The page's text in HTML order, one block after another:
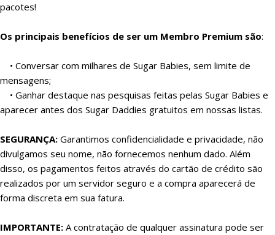
pacotes!
Os principais benefícios de ser um Membro Premium são:
• Conversar com milhares de Sugar Babies, sem limite de
mensagens;
• Ganhar destaque nas pesquisas feitas pelas Sugar Babies e
aparecer antes dos Sugar Daddies gratuitos em nossas listas.
SEGURANÇA: Garantimos confidencialidade e privacidade, não
divulgamos seu nome, não fornecemos nenhum dado. Além
disso, os pagamentos feitos através do cartão de crédito são
realizados por um servidor seguro e a compra aparecerá de
forma discreta em sua fatura.
IMPORTANTE: A contratação de qualquer assinatura pode ser